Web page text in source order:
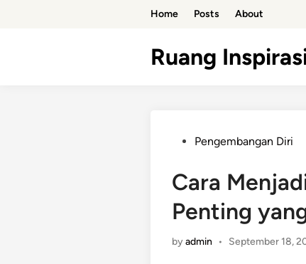
Home Posts About
Ruang
PostedPengembangan Diri
Cara
Penting
byadmin • September 18,